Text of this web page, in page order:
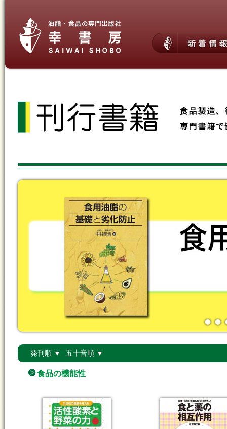
発刊順 ▼ 五十音順 ▼
食品の機能性